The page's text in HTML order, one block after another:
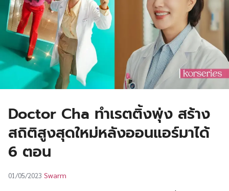
Doctor Cha ทำเรตติ้งพุ่ง สร้าง
สถิติสูงสุดใหม่หลังออนแอร์มาได้
6 ตอน
01/05/2023 Swarm